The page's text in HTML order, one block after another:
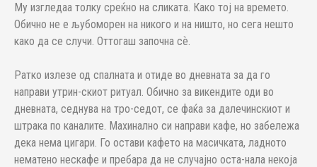
Му изгледаа толку среќно на сликата. Како тој на времето.
Обично не е љубоморен на никого и на ништо, но сега нешто
како да се случи. Оттогаш започна сѐ.
Ратко излезе од спалната и отиде во дневната за да го
направи утрин-скиот ритуал. Обично за викендите оди во
дневната, седнува на тро-седот, се фаќа за далечинскиот и
штрака по каналите. Махинално си направи кафе, но забележа
дека нема цигари. Го остави кафето на масичката, ладното
нематено нескафе и пребара да не случајно оста-нала некоја